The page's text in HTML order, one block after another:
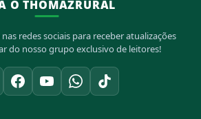
O THOMAZRURAL
redes sociais para receber atualizações
do nosso grupo exclusivo de leitores!